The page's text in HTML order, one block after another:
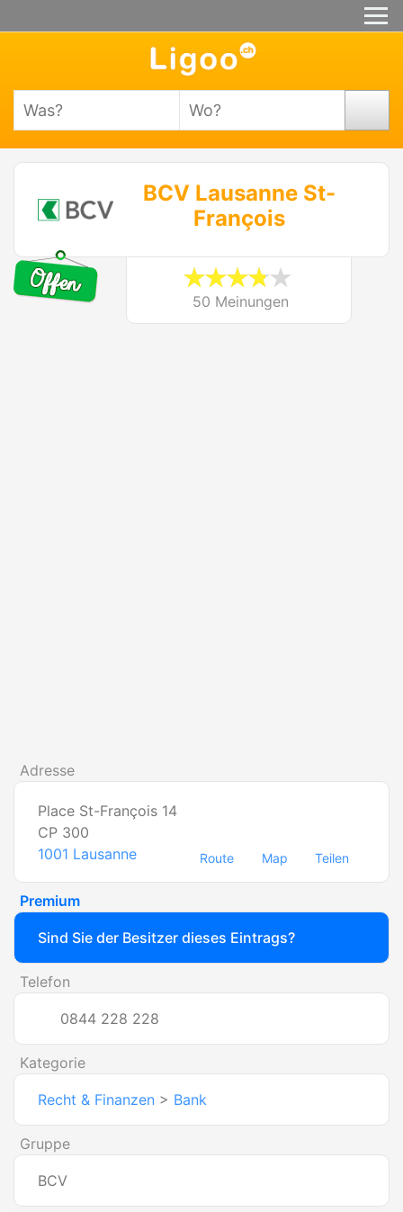
BCV Lausanne St-
François
50 Meinungen
Adresse
Place St-François 14
CP 300
1001 Lausanne Route Map Teilen
Premium
Sind Sie der Besitzer dieses Eintrags?
Telefon
0844 228 228
Kategorie
Recht & Finanzen > Bank
Gruppe
BCV